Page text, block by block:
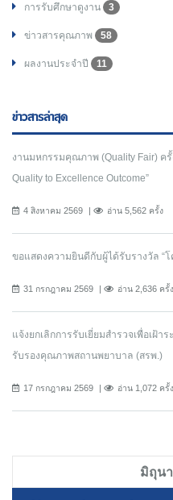
การรับศึกษาดูงาน 3
ข่าวสารคุณภาพ 58
ผลงานประจำปี 11
ข่าวสารล่าสุด
งานมหกรรมคุณภาพ (Quality Fair) ครั้
Quality to Excellence Outcome”
4 สิงหาคม 2569 อ่าน 5,562 ครั้ง
ขอแสดงความยินดีกับผู้ได้รับรางวัล “
31 กรกฎาคม 2569 อ่าน 2,636 ครั้ง
แจ้งยกเลิกการรับเยี่ยมสำรวจเพื่อเฝ้า
รับรองคุณภาพสถานพยาบาล (สรพ.)
17 กรกฎาคม 2569 อ่าน 1,072 ครั้ง
มิถุน